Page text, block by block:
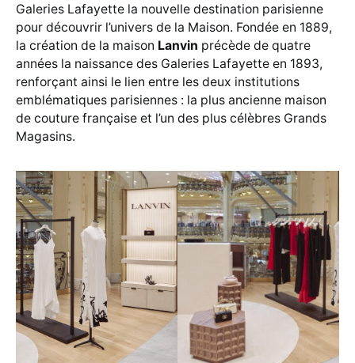
Galeries Lafayette la nouvelle destination parisienne
pour découvrir l’univers de la Maison. Fondée en 1889,
la création de la maison Lanvin précède de quatre
années la naissance des Galeries Lafayette en 1893,
renforçant ainsi le lien entre les deux institutions
emblématiques parisiennes : la plus ancienne maison
de couture française et l’un des plus célèbres Grands
Magasins.